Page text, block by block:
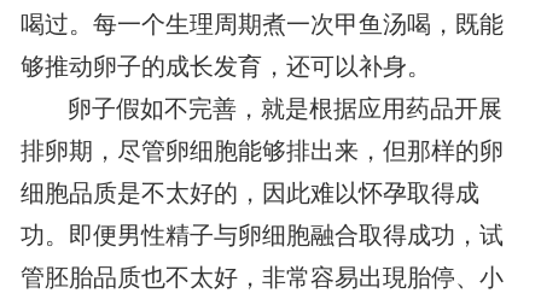
喝过。每一个生理周期煮一次甲鱼汤喝，既能
够推动卵子的成长发育，还可以补身。
卵子假如不完善，就是根据应用药品开展
排卵期，尽管卵细胞能够排出来，但那样的卵
细胞品质是不太好的，因此难以怀孕取得成
功。即便男性精子与卵细胞融合取得成功，试
管胚胎品质也不太好，非常容易出現胎停、小